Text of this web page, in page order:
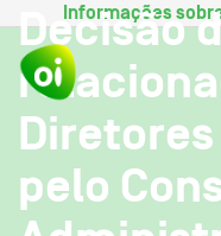
Informações
Decisão
pelo